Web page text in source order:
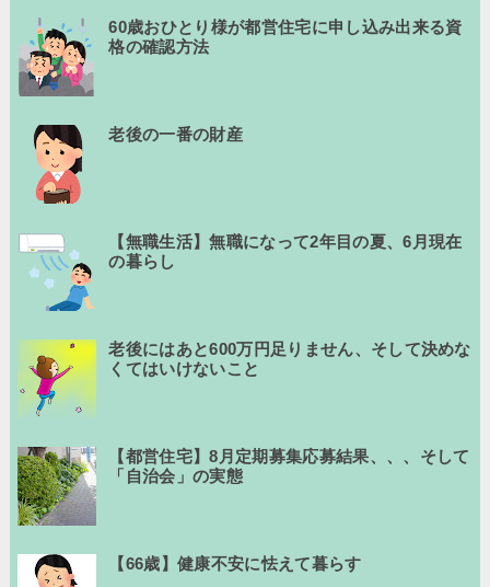
60歳おひとり様が都営住宅に申し込み出来る資
格の確認方法
老後の一番の財産
【無職生活】無職になって2年目の夏、6月現在
の暮らし
老後にはあと600万円足りません、そして決めな
くてはいけないこと
【都営住宅】8月定期募集応募結果、、、そして
「自治会」の実態
【66歳】健康不安に怯えて暮らす